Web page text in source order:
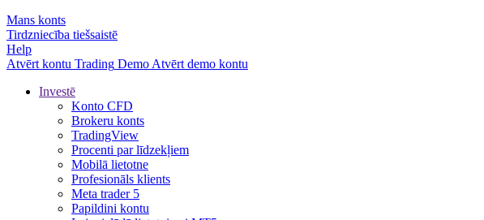
Mans konts
Tirdzniecība tiešsaistē
Help
Atvērt kontu Trading Demo Atvērt demo kontu
Investē
Konto CFD
Brokeru konts
TradingView
Procenti par līdzekļiem
Mobilā lietotne
Profesionāls klients
Meta trader 5
Papildini kontu